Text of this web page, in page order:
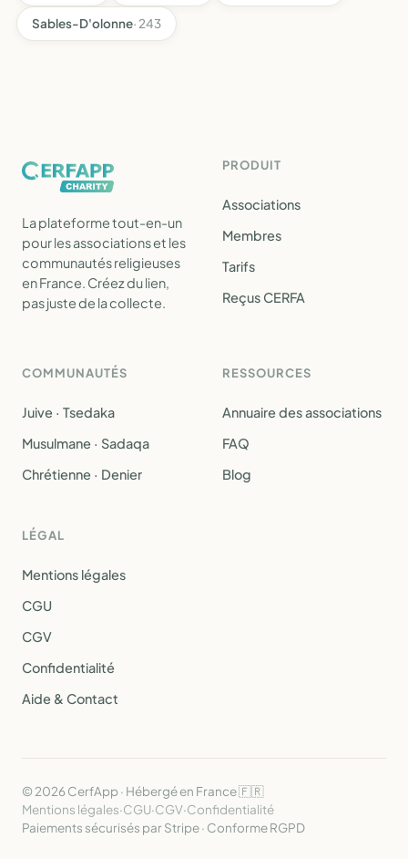
Sables-D'olonne· 243
La plateforme tout-en-un
pour les associations et les
communautés religieuses
en France. Créez du lien,
pas juste de la collecte.
PRODUIT
Associations
Membres
Tarifs
Reçus CERFA
COMMUNAUTÉS
Juive · Tsedaka
Musulmane · Sadaqa
Chrétienne · Denier
RESSOURCES
Annuaire des associations
FAQ
Blog
LÉGAL
Mentions légales
CGU
CGV
Confidentialité
Aide & Contact
© 2026 CerfApp · Hébergé en France 🇫🇷
Mentions légales·CGU·CGV·Confidentialité
Paiements sécurisés par Stripe · Conforme RGPD